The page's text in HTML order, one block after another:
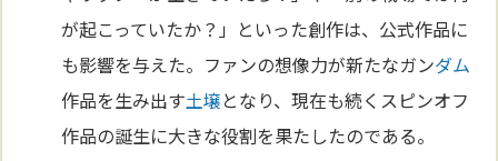
が起こっていたか？」といった創作は、公式作品に
も影響を与えた。ファンの想像力が新たなガンダム
作品を生み出す土壌となり、現在も続くスピンオフ
作品の誕生に大きな役割を果たしたのである。